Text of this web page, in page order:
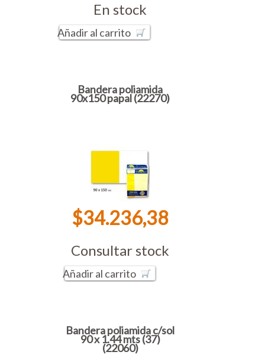
En stock
Añadir al carrito
Bandera poliamida
90x150 papal (22270)
$34.236,38
Consultar stock
Añadir al carrito
Bandera poliamida c/sol
90 x 1.44 mts (37)
(22060)